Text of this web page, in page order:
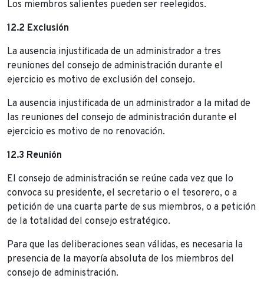
Los miembros salientes pueden ser reelegidos.
12.2 Exclusión
La ausencia injustificada de un administrador a tres
reuniones del consejo de administración durante el
ejercicio es motivo de exclusión del consejo.
La ausencia injustificada de un administrador a la mitad de
las reuniones del consejo de administración durante el
ejercicio es motivo de no renovación.
12.3 Reunión
El consejo de administración se reúne cada vez que lo
convoca su presidente, el secretario o el tesorero, o a
petición de una cuarta parte de sus miembros, o a petición
de la totalidad del consejo estratégico.
Para que las deliberaciones sean válidas, es necesaria la
presencia de la mayoría absoluta de los miembros del
consejo de administración.